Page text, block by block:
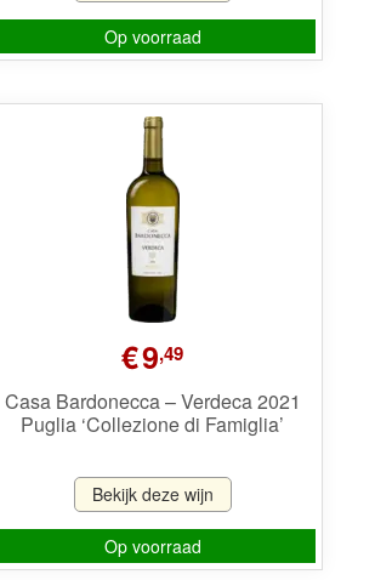
Op voorraad
€9,49
Casa Bardonecca – Verdeca 2021
Puglia ‘Collezione di Famiglia’
Bekijk deze wijn
Op voorraad